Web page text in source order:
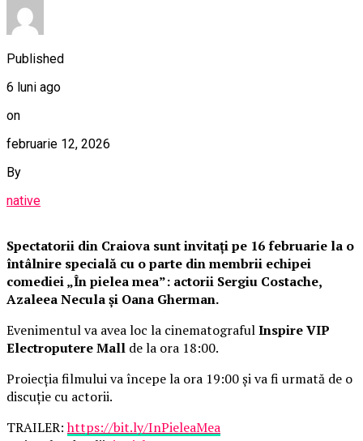
Published
6 luni ago
on
februarie 12, 2026
By
native
Spectatorii din Craiova sunt invitați pe 16 februarie la o
întâlnire specială cu o parte din membrii echipei
comediei „În pielea mea”: actorii Sergiu Costache,
Azaleea Necula și Oana Gherman.
Evenimentul va avea loc la cinematografulInspire VIP
Electroputere Mall de la ora 18:00.
Proiecția filmului va începe la ora 19:00 și va fi urmată de o
discuție cu actorii.
TRAILER:https://bit.ly/InPieleaMea